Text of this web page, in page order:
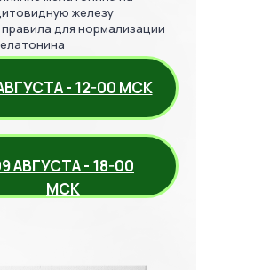
железу
правила для нормализации
- 12-00 МСК
АВГУСТА - 18-00
МСК